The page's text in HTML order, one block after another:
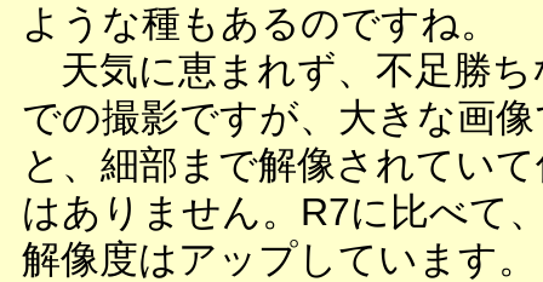
ような種もあるのですね。
天気に恵まれず、不足勝ち
での撮影ですが、大きな画
と、細部まで解像されてい
はありません。R7に比べて
解像度はアップしています